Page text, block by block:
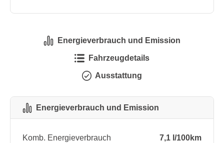
Energieverbrauch und Emission
Fahrzeugdetails
Ausstattung
Energieverbrauch und Emission
Komb. Energieverbrauch
7,1 l/100km